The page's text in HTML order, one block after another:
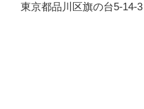
東京都品川区旗の台5-14-